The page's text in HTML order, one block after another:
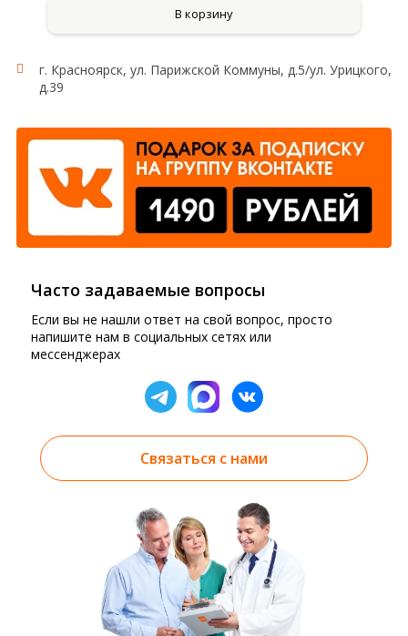
В корзину
г. Красноярск, ул. Парижской Коммуны, д.5/ул. Урицкого,
д.39
Часто задаваемые вопросы
Если вы не нашли ответ на свой вопрос, просто
напишите нам в социальных сетях или
мессенджерах
Связаться с нами